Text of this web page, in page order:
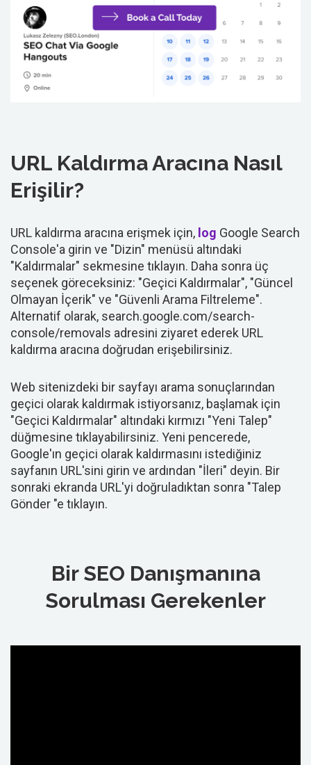
URL Kaldırma Aracına Nasıl
Erişilir?
URL kaldırma aracına erişmek için, log Google Search
Console'a girin ve "Dizin" menüsü altındaki
"Kaldırmalar" sekmesine tıklayın. Daha sonra üç
seçenek göreceksiniz: "Geçici Kaldırmalar", "Güncel
Olmayan İçerik" ve "Güvenli Arama Filtreleme".
Alternatif olarak, search.google.com/search-
console/removals adresini ziyaret ederek URL
kaldırma aracına doğrudan erişebilirsiniz.
Web sitenizdeki bir sayfayı arama sonuçlarından
geçici olarak kaldırmak istiyorsanız, başlamak için
"Geçici Kaldırmalar" altındaki kırmızı "Yeni Talep"
düğmesine tıklayabilirsiniz. Yeni pencerede,
Google'ın geçici olarak kaldırmasını istediğiniz
sayfanın URL'sini girin ve ardından "İleri" deyin. Bir
sonraki ekranda URL'yi doğruladıktan sonra "Talep
Gönder "e tıklayın.
Bir SEO Danışmanına
Sorulması Gerekenler